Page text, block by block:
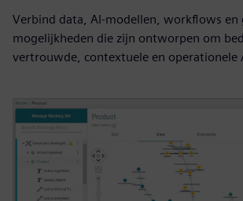
Verbind data, AI-modellen, workflows en
mogelijkheden die zijn ontworpen om
vertrouwde, contextuele en operationele